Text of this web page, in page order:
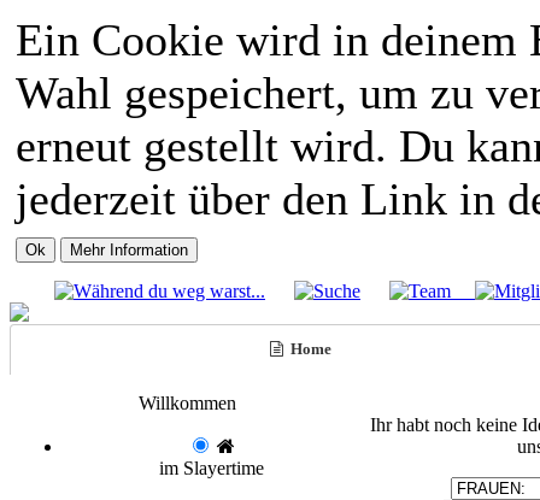
Ein Cookie wird in deinem
Wahl gespeichert, um zu
erneut gestellt wird. Du
jederzeit über den Link in
Home
Willkommen
im Slayertime
Ihr habt noch keine